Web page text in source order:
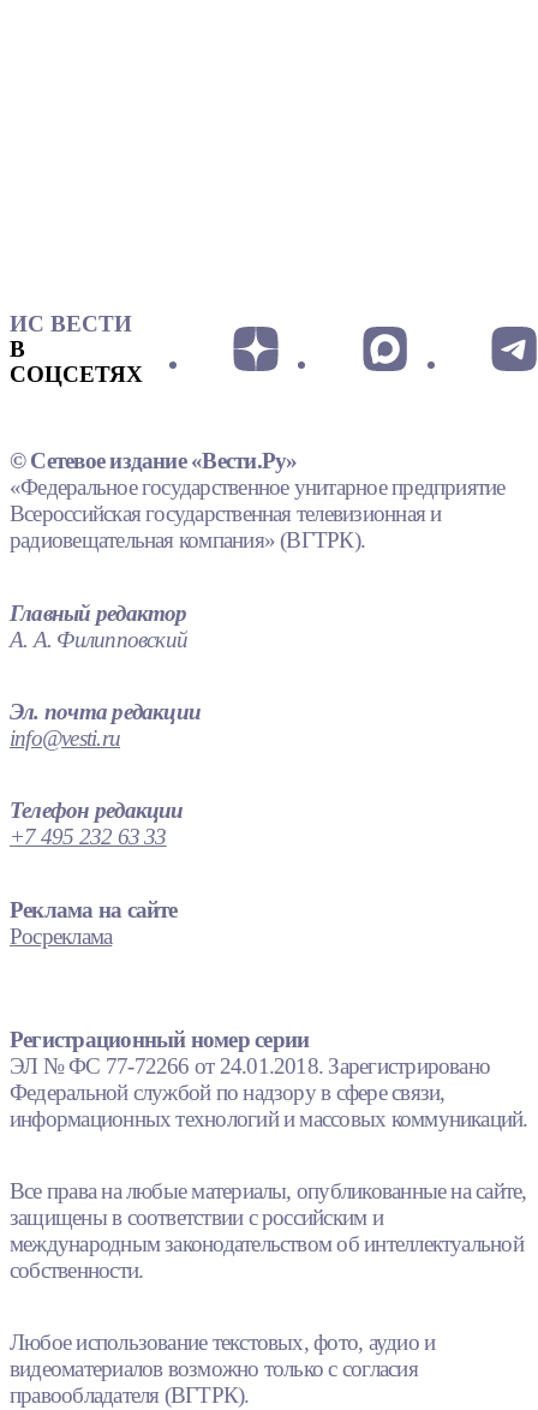
ИС ВЕСТИ
В
СОЦСЕТЯХ
© Сетевое издание «Вести.Ру»
«Федеральное государственное унитарное предприятие
Всероссийская государственная телевизионная и
радиовещательная компания» (ВГТРК).
Главный редактор
А. А. Филипповский
Эл. почта редакции
info@vesti.ru
Телефон редакции
+7 495 232 63 33
Реклама на сайте
Росреклама
Регистрационный номер серии
ЭЛ № ФС 77-72266 от 24.01.2018. Зарегистрировано
Федеральной службой по надзору в сфере связи,
информационных технологий и массовых коммуникаций.
Все права на любые материалы, опубликованные на сайте,
защищены в соответствии с российским и
международным законодательством об интеллектуальной
собственности.
Любое использование текстовых, фото, аудио и
видеоматериалов возможно только с согласия
правообладателя (ВГТРК).